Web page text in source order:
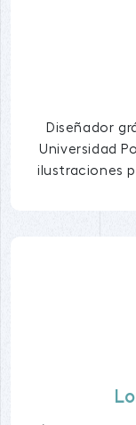
Diseñador
Universidad
ilustraciones